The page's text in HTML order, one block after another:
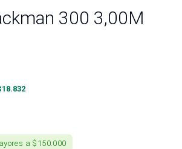
300 3,00M
18.832
a $150.000